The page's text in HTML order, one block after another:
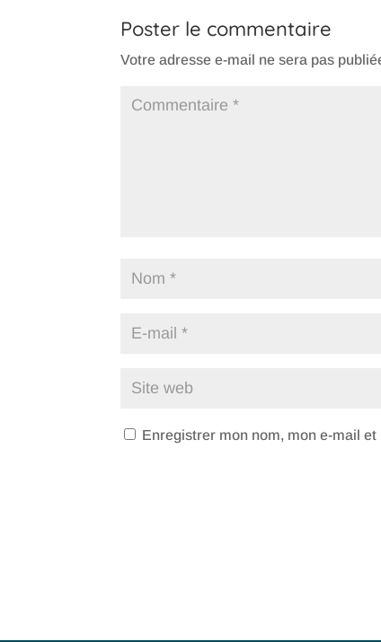
Poster le commentaire
Votre adresse e-mail ne sera pas
Enregistrer mon nom, mon e-mail